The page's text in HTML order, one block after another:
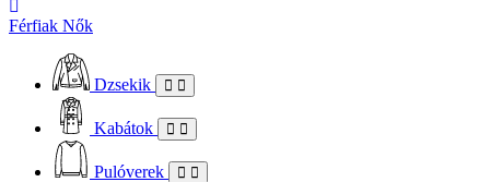
Férfiak Nők
Dzsekik
Kabátok
Pulóverek